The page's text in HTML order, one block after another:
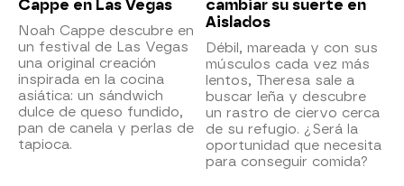
Cappe en Las Vegas
Noah Cappe descubre en
un festival de Las Vegas
una original creación
inspirada en la cocina
asiática: un sándwich
dulce de queso fundido,
pan de canela y perlas de
tapioca.
cambiar su suerte en
Aislados
Débil, mareada y con sus
músculos cada vez más
lentos, Theresa sale a
buscar leña y descubre
un rastro de ciervo cerca
de su refugio. ¿Será la
oportunidad que necesita
para conseguir comida?